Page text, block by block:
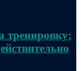
тренировку: